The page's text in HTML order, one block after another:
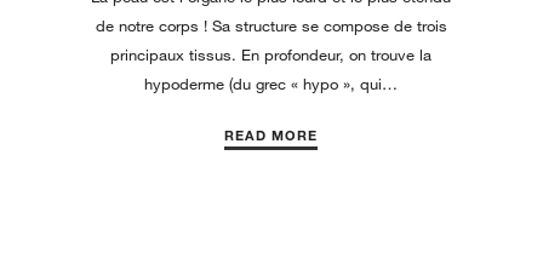
de notre corps ! Sa structure se compose de trois
principaux tissus. En profondeur, on trouve la
hypoderme (du grec « hypo », qui…
READ MORE